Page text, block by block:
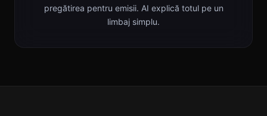
pregătirea pentru emisii. AI explică totul pe un
limbaj simplu.